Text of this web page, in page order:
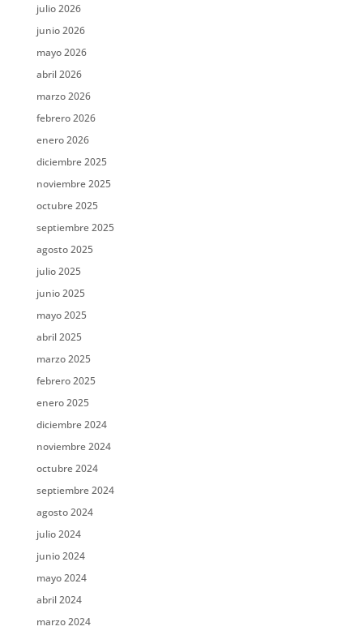
julio 2026
junio 2026
mayo 2026
abril 2026
marzo 2026
febrero 2026
enero 2026
diciembre 2025
noviembre 2025
octubre 2025
septiembre 2025
agosto 2025
julio 2025
junio 2025
mayo 2025
abril 2025
marzo 2025
febrero 2025
enero 2025
diciembre 2024
noviembre 2024
octubre 2024
septiembre 2024
agosto 2024
julio 2024
junio 2024
mayo 2024
abril 2024
marzo 2024